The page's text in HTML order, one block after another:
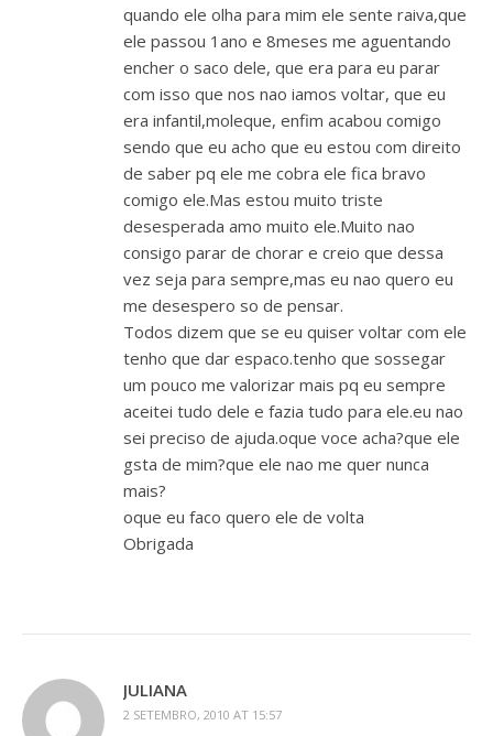
quando ele olha para mim ele sente raiva,que
ele passou 1ano e 8meses me aguentando
encher o saco dele, que era para eu parar
com isso que nos nao iamos voltar, que eu
era infantil,moleque, enfim acabou comigo
sendo que eu acho que eu estou com direito
de saber pq ele me cobra ele fica bravo
comigo ele.Mas estou muito triste
desesperada amo muito ele.Muito nao
consigo parar de chorar e creio que dessa
vez seja para sempre,mas eu nao quero eu
me desespero so de pensar.
Todos dizem que se eu quiser voltar com ele
tenho que dar espaco.tenho que sossegar
um pouco me valorizar mais pq eu sempre
aceitei tudo dele e fazia tudo para ele.eu nao
sei preciso de ajuda.oque voce acha?que ele
gsta de mim?que ele nao me quer nunca
mais?
oque eu faco quero ele de volta
Obrigada
JULIANA
2 SETEMBRO, 2010 AT 15:57